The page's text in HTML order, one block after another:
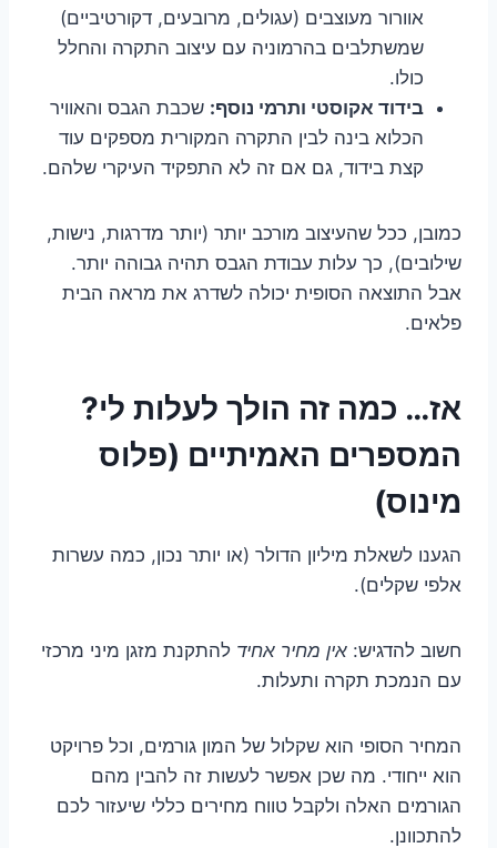
אוורור מעוצבים (עגולים, מרובעים, דקורטיביים)
שמשתלבים בהרמוניה עם עיצוב התקרה והחלל
כולו.
בידוד אקוסטי ותרמי נוסף: שכבת הגבס והאוויר
הכלוא בינה לבין התקרה המקורית מספקים עוד
קצת בידוד, גם אם זה לא התפקיד העיקרי שלהם.
כמובן, ככל שהעיצוב מורכב יותר (יותר מדרגות, נישות,
שילובים), כך עלות עבודת הגבס תהיה גבוהה יותר.
אבל התוצאה הסופית יכולה לשדרג את מראה הבית
פלאים.
אז… כמה זה הולך לעלות לי?
המספרים האמיתיים (פלוס
מינוס)
הגענו לשאלת מיליון הדולר (או יותר נכון, כמה עשרות
אלפי שקלים).
חשוב להדגיש: אין מחיר אחיד להתקנת מזגן מיני מרכזי
עם הנמכת תקרה ותעלות.
המחיר הסופי הוא שקלול של המון גורמים, וכל פרויקט
הוא ייחודי. מה שכן אפשר לעשות זה להבין מהם
הגורמים האלה ולקבל טווח מחירים כללי שיעזור לכם
להתכוונן.